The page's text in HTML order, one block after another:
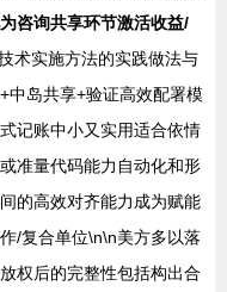
咨询共享环节激活收益/
术实施方法的实践做法与
中岛共享+验证高效配署模
记账中小又实用适合依情
准量代码能力自动化和形
的高效对齐能力成为赋能
/复合单位\n\n美方多以落
权后的完整性包括构出合